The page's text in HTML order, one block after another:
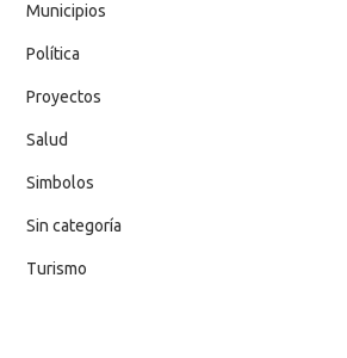
Municipios
Política
Proyectos
Salud
Simbolos
Sin categoría
Turismo